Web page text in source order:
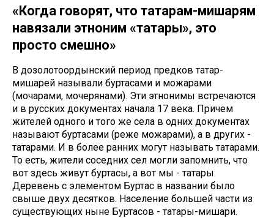
«Когда говорят, что татарам-мишарям
навязали этноним «татары», это
просто смешно»
В дозолотоордынский период предков татар-
мишарей называли буртасами и можарами
(мочарами, мочерянами). Эти этнонимы встречаются
и в русских документах начала 17 века. Причем
жителей одного и того же села в одних документах
называют буртасами (реже можарами), а в других -
татарами. И в более ранних могут называть татарами.
То есть, жители соседних сел могли запомнить, что
вот здесь живут буртасы, а вот мы - татары.
Деревень с элементом Буртас в названии было
свыше двух десятков. Население большей части из
существующих ныне Буртасов - татары-мишари.